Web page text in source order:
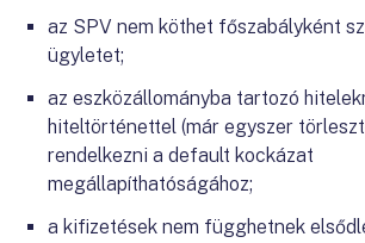
az SPV nem köthet főszabályként
ügyletet;
az eszközállományba tartozó
hiteltörténettel (már egyszer
rendelkezni a default kockázat
megállapíthatóságához;
a kifizetések nem függhetnek